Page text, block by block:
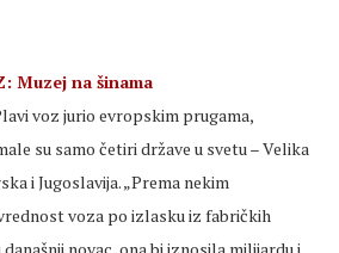
Muzej na šinama
voz jurio evropskim prugama,
su samo četiri države u svetu – Velika
i Jugoslavija. „Prema nekim
voza po izlasku iz fabričkih
novac, ona bi iznosila milijardu i